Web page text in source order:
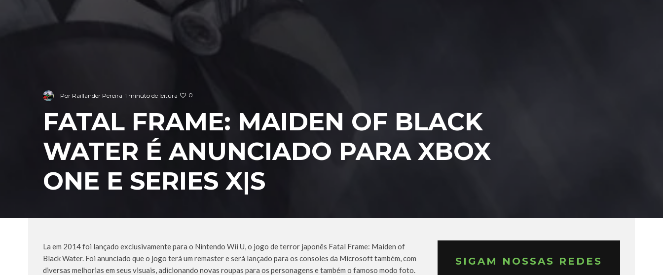
Por Raillander Pereira 1 minuto de leitura 0
FATAL FRAME: MAIDEN OF BLACK
WATER É ANUNCIADO PARA XBOX
ONE E SERIES X|S
La em 2014 foi lançado exclusivamente para o Nintendo Wii U, o jogo de terror japonês Fatal Frame: Maiden of
Black Water. Foi anunciado que o jogo terá um remaster e será lançado para os consoles da Microsoft também, com
diversas melhorias em seus visuais, adicionando novas roupas para os personagens e também o famoso modo foto.
SIGAM NOSSAS REDES